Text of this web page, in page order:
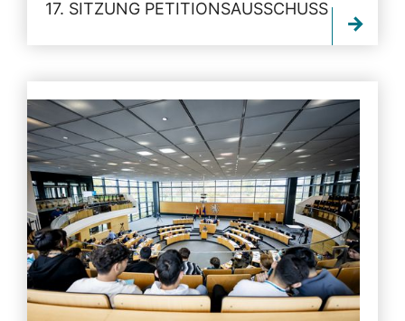
17. SITZUNG PETITIONSAUSSCHUSS